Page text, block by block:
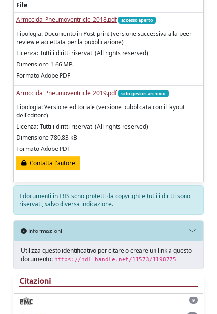
File
Armocida_Pneumoventricle_2018.pdf
accesso aperto
Tipologia: Documento in Post-print (versione successiva alla peer
review e accettata per la pubblicazione)
Licenza: Tutti i diritti riservati (All rights reserved)
Dimensione 1.66 MB
Formato Adobe PDF
Armocida_Pneumoventricle_2019.pdf solo gestori archivio
Tipologia: Versione editoriale (versione pubblicata con il layout
dell'editore)
Licenza: Tutti i diritti riservati (All rights reserved)
Dimensione 780.83 kB
Formato Adobe PDF
Contatta l'autore
I documenti in IRIS sono protetti da copyright e tutti i diritti sono
riservati, salvo diversa indicazione.
Informazioni
Utilizza questo identificativo per citare o creare un link a questo
documento: https://hdl.handle.net/11573/1198775
Citazioni
9